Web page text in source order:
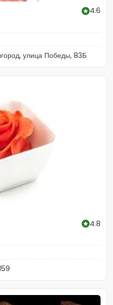
4.6
улица Победы, 83Б
4.8